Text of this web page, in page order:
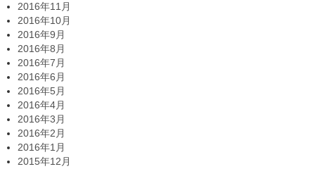
2016年11月
2016年10月
2016年9月
2016年8月
2016年7月
2016年6月
2016年5月
2016年4月
2016年3月
2016年2月
2016年1月
2015年12月